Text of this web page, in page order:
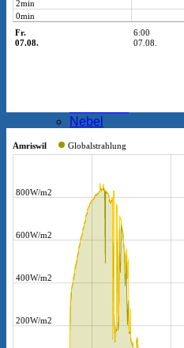
Böenwalze
Föhn
Nebel
“Quallenwolken“
Tagesgangwetter
Täglicher Gang der
Vereisender Regen
Windchill
Galerie
Fotos
Videos
«Oberthurgauer